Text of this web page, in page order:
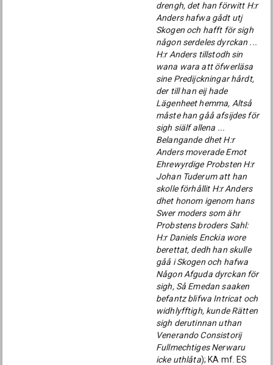
drengh, det han förwitt H:r
Anders hafwa gådt utj
Skogen och hafft för sigh
någon serdeles dyrckan ...
H:r Anders tillstodh sin
wana wara att öfwerläsa
sine Predijckningar hårdt,
der till han eij hade
Lägenheet hemma, Altså
måste han gåå afsijdes för
sigh siälf allena ...
Belangande dhet H:r
Anders moverade Emot
Ehrewyrdige Probsten H:r
Johan Tuderum att han
skolle förhållit H:r Anders
dhet honom igenom hans
Swer moders som ähr
Probstens broders Sahl:
H:r Daniels Enckia wore
berettat, dedh han skulle
gåå i Skogen och hafwa
Någon Afguda dyrckan för
sigh, Så Emedan saaken
befantz blifwa Intricat och
widhlyfftigh, kunde Rätten
sigh derutinnan uthan
Venerando Consistorij
Fullmechtiges Nerwaru
icke uthlåta); KA mf. ES